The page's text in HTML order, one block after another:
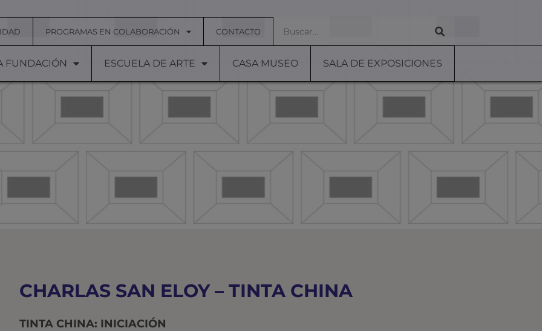
PROGRAMAS EN COLABORACIÓN CONTACTO
FUNDACIÓN ESCUELA DE ARTE CASA MUSEO SALA DE EXPOSICIONES
CHARLAS SAN ELOY – TINTA CHINA
TINTA CHINA: INICIACIÓN